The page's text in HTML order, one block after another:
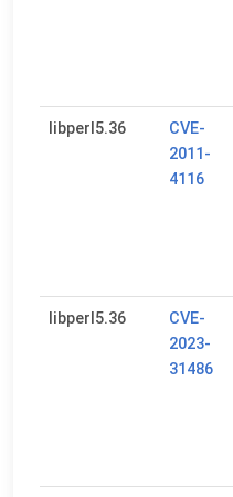
libperl5.36
CVE-
2011-
4116
libperl5.36
CVE-
2023-
31486